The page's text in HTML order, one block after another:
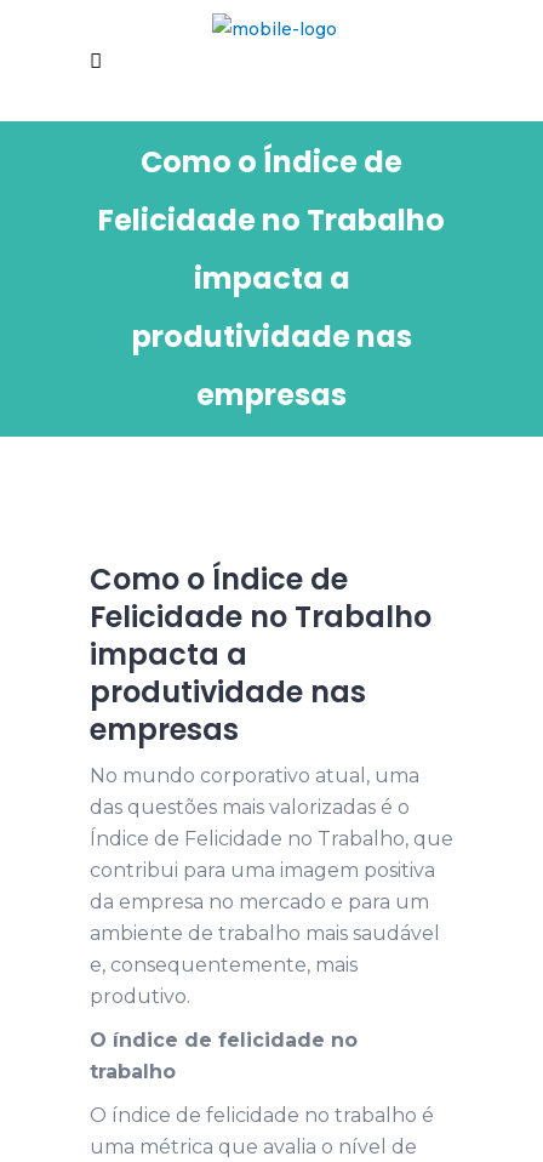
Como o Índice de
Felicidade no Trabalho
impacta a
produtividade nas
empresas
Como o Índice de
Felicidade no Trabalho
impacta a
produtividade nas
empresas
No mundo corporativo atual, uma
das questões mais valorizadas é o
Índice de Felicidade no Trabalho, que
contribui para uma imagem positiva
da empresa no mercado e para um
ambiente de trabalho mais saudável
e, consequentemente, mais
produtivo.
O índice de felicidade no
trabalho
O índice de felicidade no trabalho é
uma métrica que avalia o nível de